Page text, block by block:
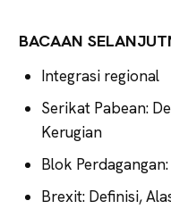
BACAAN
Integrasi regional
Serikat Pabean:
Kerugian
Blok
Brexit: Definisi,